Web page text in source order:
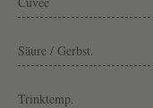
Säure / Gerbst.
Trinktemp.